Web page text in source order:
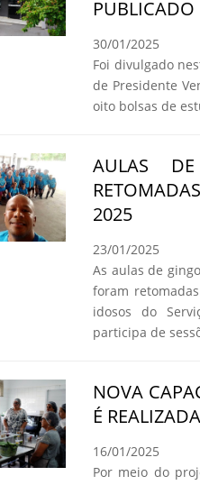
PUBLICADO
30/01/2025
Foi divulgado
de Presidente
oito bolsas de
AULAS
2025
23/01/2025
As aulas de
foram
idosos do
participa de
NOVA
É
16/01/2025
Por meio do